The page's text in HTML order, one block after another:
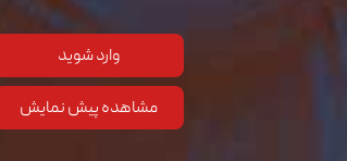
وارد شوید
مشاهده پیش نمایش